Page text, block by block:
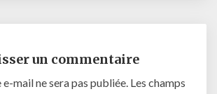
un commentaire
mail ne sera pas publiée. Les champs